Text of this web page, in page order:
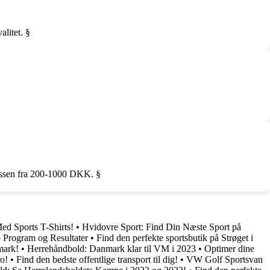
§
fra 200-1000 DKK. §
Sports T-Shirts! • Hvidovre Sport: Find Din Næste Sport på
og Resultater• Find den perfekte sportsbutik på Strøget i
• Herrehåndbold: Danmark klar til VM i 2023 • Optimer dine
• Find den bedste offentlige transport til dig! • VW Golf Sportsvan